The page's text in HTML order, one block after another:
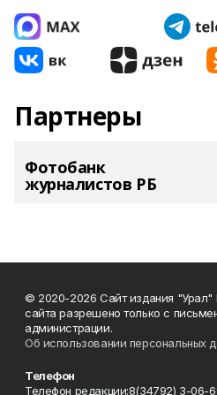
Партнеры
Фотобанк
журналистов РБ
© 2020-2026 Сайт издания "Урал"
сайта разрешено только с
администрации.
Об использовании персональных
Телефон
Телефон редакции:8(34792) 3-06-